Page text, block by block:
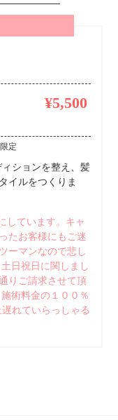
¥5,500
定
ションを整え、髪
イルをつくりま
しています。キャ
たお客様にもご迷
ーマンなので悲し
日祝日に関しまし
りご請求させて頂
術料金の１００％
れていらっしゃる